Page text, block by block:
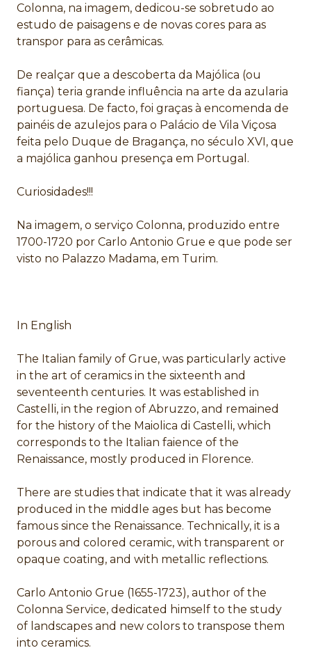
Colonna, na imagem, dedicou-se sobretudo ao
estudo de paisagens e de novas cores para as
transpor para as cerâmicas.
De realçar que a descoberta da Majólica (ou
fiança) teria grande influência na arte da azularia
portuguesa. De facto, foi graças à encomenda de
painéis de azulejos para o Palácio de Vila Viçosa
feita pelo Duque de Bragança, no século XVI, que
a majólica ganhou presença em Portugal.
Curiosidades!!!
Na imagem, o serviço Colonna, produzido entre
1700-1720 por Carlo Antonio Grue e que pode ser
visto no Palazzo Madama, em Turim.
In English
The Italian family of Grue, was particularly active
in the art of ceramics in the sixteenth and
seventeenth centuries. It was established in
Castelli, in the region of Abruzzo, and remained
for the history of the Maiolica di Castelli, which
corresponds to the Italian faience of the
Renaissance, mostly produced in Florence.
There are studies that indicate that it was already
produced in the middle ages but has become
famous since the Renaissance. Technically, it is a
porous and colored ceramic, with transparent or
opaque coating, and with metallic reflections.
Carlo Antonio Grue (1655-1723), author of the
Colonna Service, dedicated himself to the study
of landscapes and new colors to transpose them
into ceramics.